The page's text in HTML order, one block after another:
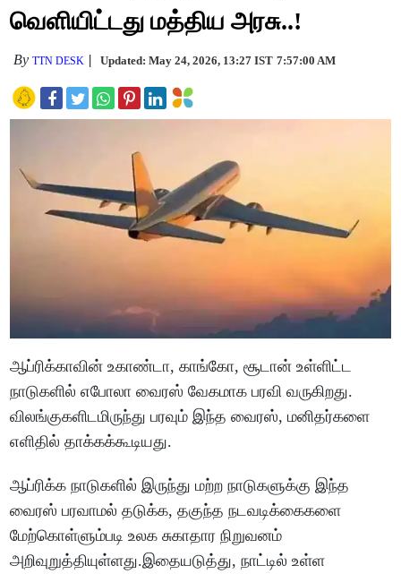
வெளியிட்டது மத்திய அரசு..!
ByTTN DESK Updated: May 24, 2026, 13:27 IST 7:57:00 AM
ஆப்ரிக்காவின் உகாண்டா, காங்கோ, சூடான் உள்ளிட்ட
நாடுகளில் எபோலா வைரஸ் வேகமாக பரவி வருகிறது.
விலங்குகளிடமிருந்து பரவும் இந்த வைரஸ், மனிதர்களை
எளிதில் தாக்கக்கூடியது.
ஆப்ரிக்க நாடுகளில் இருந்து மற்ற நாடுகளுக்கு இந்த
வைரஸ் பரவாமல் தடுக்க, தகுந்த நடவடிக்கைகளை
மேற்கொள்ளும்படி உலக சுகாதார நிறுவனம்
அறிவுறுத்தியுள்ளது.இதையடுத்து, நாட்டில் உள்ள